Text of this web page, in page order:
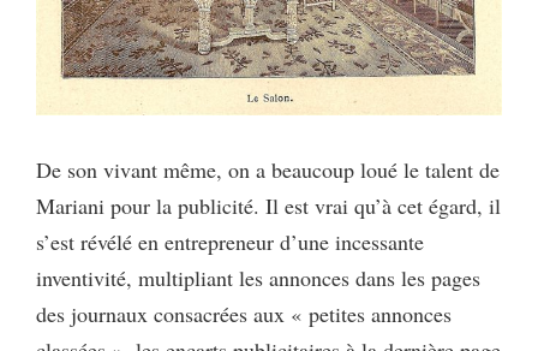
De son vivant même, on a beaucoup loué le talent de
Mariani pour la publicité. Il est vrai qu’à cet égard, il
s’est révélé en entrepreneur d’une incessante
inventivité, multipliant les annonces dans les pages
des journaux consacrées aux « petites annonces